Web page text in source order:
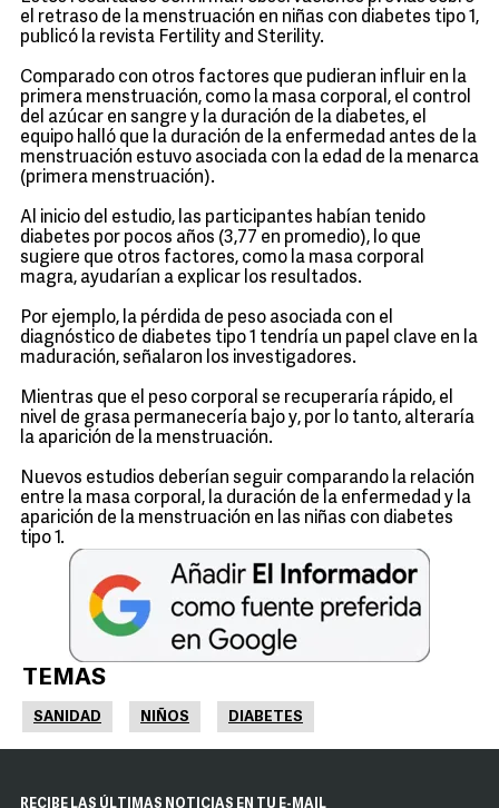
el retraso de la menstruación en niñas con diabetes tipo 1,
publicó la revista Fertility and Sterility.
Comparado con otros factores que pudieran influir en la
primera menstruación, como la masa corporal, el control
del azúcar en sangre y la duración de la diabetes, el
equipo halló que la duración de la enfermedad antes de la
menstruación estuvo asociada con la edad de la menarca
(primera menstruación).
Al inicio del estudio, las participantes habían tenido
diabetes por pocos años (3,77 en promedio), lo que
sugiere que otros factores, como la masa corporal
magra, ayudarían a explicar los resultados.
Por ejemplo, la pérdida de peso asociada con el
diagnóstico de diabetes tipo 1 tendría un papel clave en la
maduración, señalaron los investigadores.
Mientras que el peso corporal se recuperaría rápido, el
nivel de grasa permanecería bajo y, por lo tanto, alteraría
la aparición de la menstruación.
Nuevos estudios deberían seguir comparando la relación
entre la masa corporal, la duración de la enfermedad y la
aparición de la menstruación en las niñas con diabetes
tipo 1.
TEMAS
SANIDAD NIÑOS DIABETES
RECIBE LAS ÚLTIMAS NOTICIAS EN TU E-MAIL